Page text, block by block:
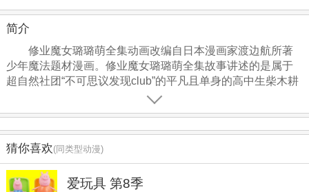
简介
修业魔女璐璐萌全集动画改编自日本漫画家渡边航所著
少年魔法题材漫画。修业魔女璐璐萌全集故事讲述的是属于
超自然社团“不可思议发现club”的平凡且单身的高中生柴木耕
太偶然发现了一本魔导书，并且误打误撞地使用魔导书的力
量召唤出了能够实现 愿望的魔女“璐璐萌”，其代价则是付出生
被判了130年的禁锢之刑，契约被无效化了。虽然柴木因此
得救，然而他依旧铁下心想要拯救璐璐萌。其后柴木开始与
璐璐萌一同生活，恋爱校园喜剧就此展开。
猜你喜欢(同类型动漫)
爱玩具 第8季